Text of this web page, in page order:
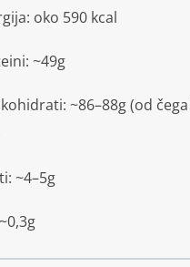
oko 590 kcal
~49g
~86–88g (od
~4–5g